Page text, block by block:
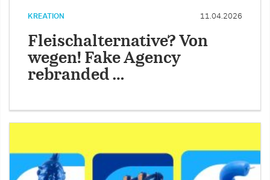
KREATION 11.04.2026
Fleischalternative? Von
wegen! Fake Agency
rebranded …